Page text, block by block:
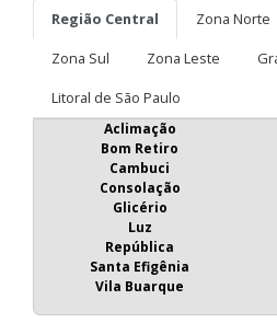
Região Central Zona Norte
Zona Sul
Zona Leste
Litoral de São Paulo
Aclimação
Bom Retiro
Cambuci
Consolação
Glicério
Luz
República
Santa Efigênia
Vila Buarque